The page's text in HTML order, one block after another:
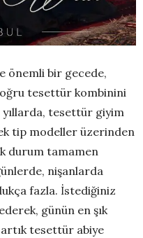
önemli bir gecede,
tesettür kombinini
tesettür giyim
tip modeller üzerinden
durum tamamen
nişanlarda
fazla. İstediğiniz
günün en şık
tesettür abiye